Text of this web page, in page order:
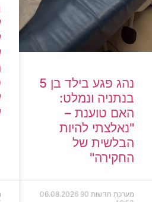
נהג פגע בילד בן 5
בנתניה ונמלט:
האם טוענת –
"נאלצתי להיות
הבלשית של
החקירה"
מערכת חדשות 90
06.08.2026